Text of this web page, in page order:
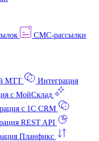
СМС-рассылки
МТТ
Интеграция
с МойСклад
с 1C CRM
REST API
Планфикс